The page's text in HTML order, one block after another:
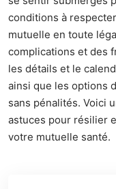
conditions à
mutuelle en toute
complications et des
les détails et le
ainsi que les options
sans pénalités. Voici
astuces pour résilier
votre mutuelle santé.